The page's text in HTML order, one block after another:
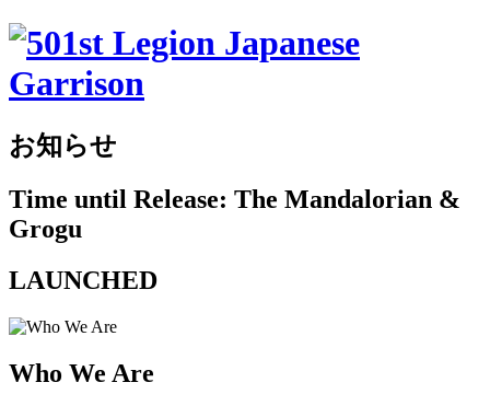
お知らせ
Time until Release: The Mandalorian &
Grogu
LAUNCHED
Who We Are